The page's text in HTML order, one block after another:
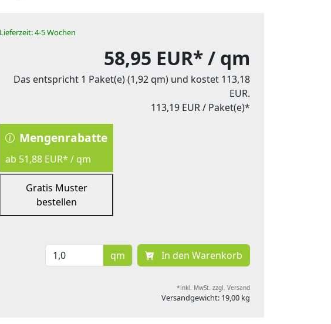
Lieferzeit: 4-5 Wochen
58,95 EUR*/ qm
Das entspricht 1 Paket(e) (1,92 qm) und kostet 113,18
EUR.
113,19 EUR/ Paket(e)*
Mengenrabatte
ab 51,88 EUR* / qm
Gratis Muster
bestellen
qm In den Warenkorb
*inkl. MwSt. zzgl. Versand
Versandgewicht: 19,00 kg